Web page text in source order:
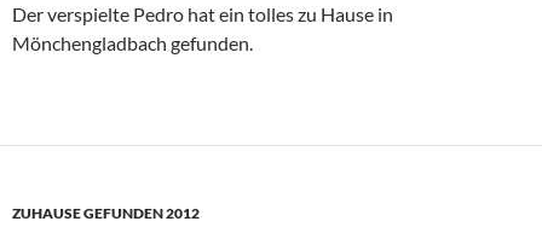
Der verspielte Pedro hat ein tolles zu Hause in
Mönchengladbach gefunden.
ZUHAUSE GEFUNDEN 2012